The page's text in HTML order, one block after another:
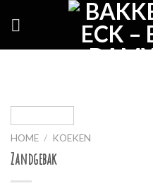
HOME / KOEKEN
Zandgebak